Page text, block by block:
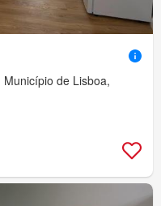
de Lisboa,